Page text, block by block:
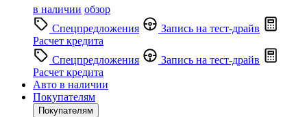
в наличии обзор
Спецпредложения
Запись на тест-драйв
Расчет кредита
Спецпредложения
Запись на тест-драйв
Расчет кредита
Авто в наличии
Покупателям
Покупателям